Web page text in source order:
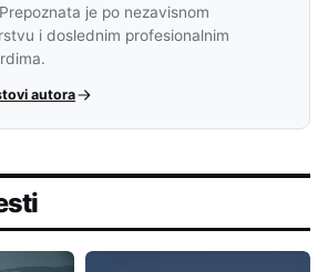
je po nezavisnom
i doslednim profesionalnim
autora